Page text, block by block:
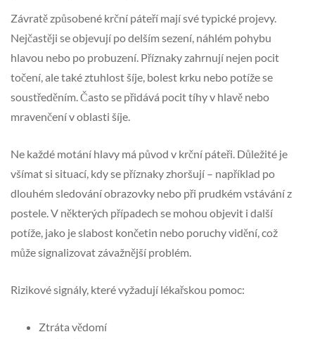
Závratě způsobené krční páteří mají své typické projevy.
Nejčastěji se objevují po delším sezení, náhlém pohybu
hlavou nebo po probuzení. Příznaky zahrnují nejen pocit
točení, ale také ztuhlost šíje, bolest krku nebo potíže se
soustředěním. Často se přidává pocit tíhy v hlavě nebo
mravenčení v oblasti šíje.
Ne každé motání hlavy má původ v krční páteři. Důležité je
všímat si situací, kdy se příznaky zhoršují – například po
dlouhém sledování obrazovky nebo při prudkém vstávání z
postele. V některých případech se mohou objevit i další
potíže, jako je slabost končetin nebo poruchy vidění, což
může signalizovat závažnější problém.
Rizikové signály, které vyžadují lékařskou pomoc:
Ztráta vědomí